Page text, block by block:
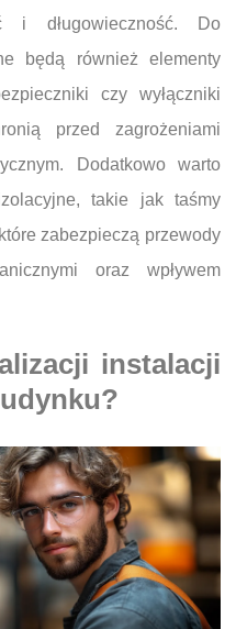
i długowieczność. Do
będą również elementy
czy wyłączniki
przed zagrożeniami
Dodatkowo warto
takie jak taśmy
zabezpieczą przewody
oraz wpływem
instalacji